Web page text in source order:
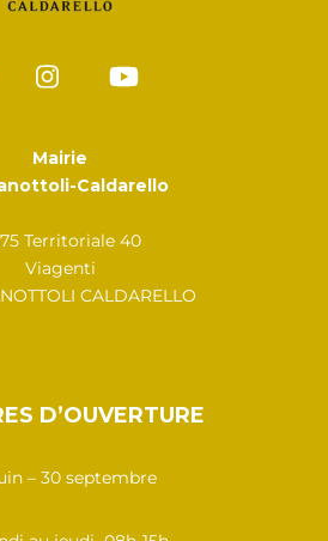
Mairie
Caldarello
Territoriale 40
Viagenti
CALDARELLO
D’OUVERTURE
– 30 septembre